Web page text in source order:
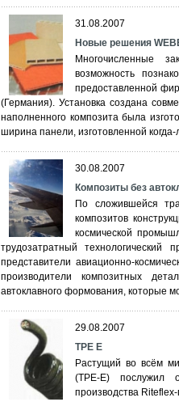
31.08.2007
Новые решения
Многочисленные
возможность
предоставленной
(Германия). Установка создана
наполненного композита была
ширина панели, изготовленной
30.08.2007
Композиты без
По сложившейся
композитов
космической
трудозатратный технологический
представители авиационно-
производители композитных
автоклавного формования, которые
29.08.2007
ТРЕ Е
Растущий во всём
(ТРЕ-Е) послужил
производства